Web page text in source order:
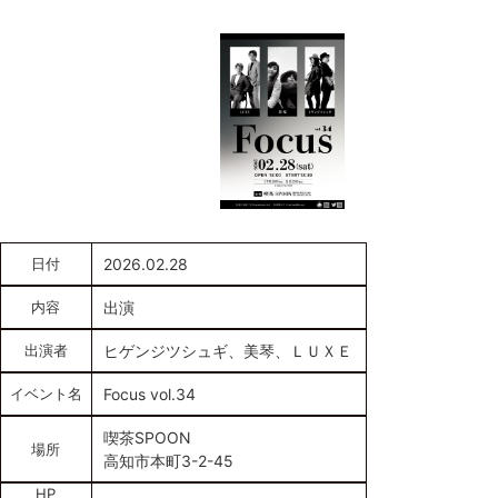
日付 2026.02.28
内容 出演
出演者 ヒゲンジツシュギ、美琴、ＬＵＸＥ
イベント名 Focus vol.34
場所
喫茶SPOON
高知市本町3-2-45
HP